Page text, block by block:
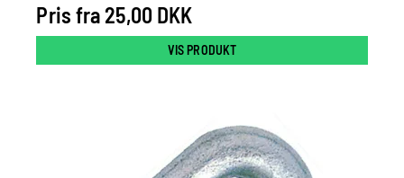
Pris fra 25,00 DKK
VIS PRODUKT